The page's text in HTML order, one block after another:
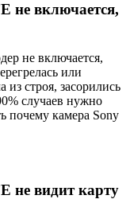
не включается,
не включается,
или
из строя, засорились
случаев нужно
почему камера Sony
не видит карту